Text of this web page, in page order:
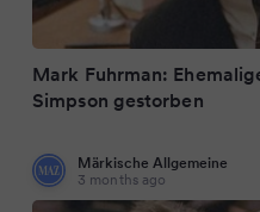
Mark Fuhrman:
Simpson gestorben
Märkische Allgemeine
3 months ago